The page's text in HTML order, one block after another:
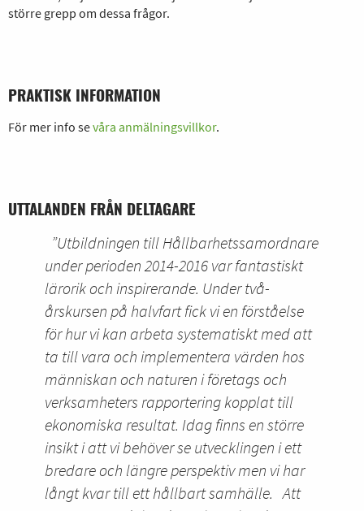
större grepp om dessa frågor.
PRAKTISK INFORMATION
För mer info sevåra anmälningsvillkor.
UTTALANDEN FRÅN DELTAGARE
”Utbildningen till Hållbarhetssamordnare
under perioden 2014-2016 var fantastiskt
lärorik och inspirerande. Under två-
årskursen på halvfart fick vi en förståelse
för hur vi kan arbeta systematiskt med att
ta till vara och implementera värden hos
människan och naturen i företags och
verksamheters rapportering kopplat till
ekonomiska resultat. Idag finns en större
insikt i att vi behöver se utvecklingen i ett
bredare och längre perspektiv men vi har
långt kvar till ett hållbart samhälle. Att